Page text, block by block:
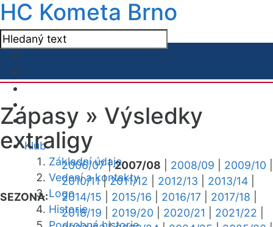
HC Kometa Brno
Klub
Základní údaje
Vedení a kontakty
Logo
Historie
Zápasy » Výsledky
extraligy
SEZONA:
2006/07|2007/08 2008/09 2009/10
2010/11|2011/12 2012/13 2013/14
2014/15
2015/16 2016/17 2017/18
2018/19
2019/20 2020/21 2021/22